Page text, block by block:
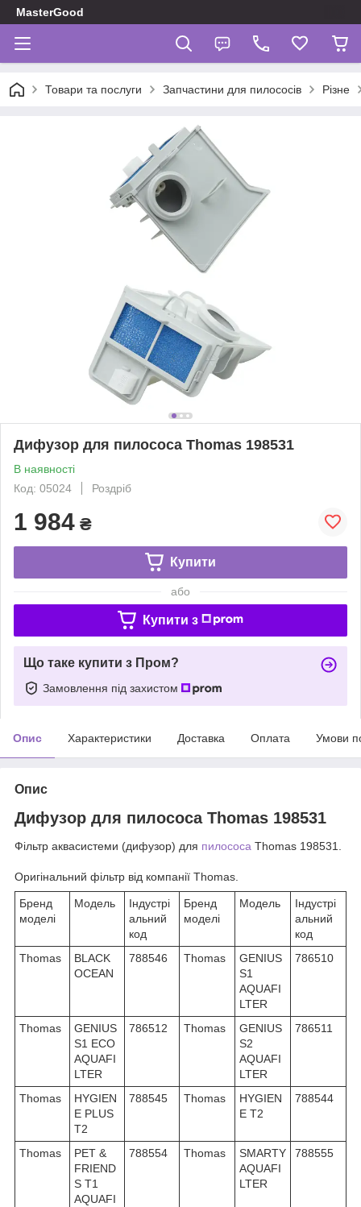
MasterGood
Товари та послуги Запчастини для пилососів Різне
Дифузор для пилососа Thomas 198531
В наявності
Код: 05024
Роздріб
1 984 ₴
Купити
або
Купити з
Що таке купити з Пром?
Замовлення під захистом
Опис Характеристики Доставка Оплата Умови
Опис
Дифузор для пилососа Thomas 198531
Фільтр аквасистеми (дифузор) для пилососа Thomas 198531.
Оригінальний фільтр від компанії Thomas.
Бренд
моделі
Модель
Індустрі
альний
код
Бренд
моделі
Модель
Індустрі
альний
код
Thomas
BLACK
OCEAN
788546 Thomas
GENIUS
S1
AQUAFI
LTER
786510
Thomas
GENIUS
S1 ECO
AQUAFI
LTER
786512 Thomas
GENIUS
S2
AQUAFI
LTER
786511
Thomas
HYGIEN
E PLUS
T2
788545 Thomas
HYGIEN
E T2
788544
Thomas
PET &
FRIEND
S T1
AQUAFI
788554 Thomas
SMARTY
AQUAFI
LTER
788555